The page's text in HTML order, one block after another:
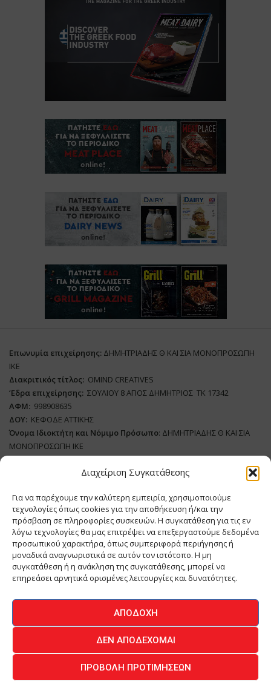
Διαχείριση Συγκατάθεσης
Για να παρέχουμε την καλύτερη εμπειρία, χρησιμοποιούμε
τεχνολογίες όπως cookies για την αποθήκευση ή/και την
πρόσβαση σε πληροφορίες συσκευών. Η συγκατάθεση για τις εν
λόγω τεχνολογίες θα μας επιτρέψει να επεξεργαστούμε δεδομένα
προσωπικού χαρακτήρα, όπως συμπεριφορά περιήγησης ή
μοναδικά αναγνωριστικά σε αυτόν τον ιστότοπο. Η μη
συγκατάθεση ή η ανάκληση της συγκατάθεσης, μπορεί να
επηρεάσει αρνητικά ορισμένες λειτουργίες και δυνατότητες.
ΑΠΟΔΟΧΉ
ΔΕΝ ΑΠΟΔΈΧΟΜΑΙ
ΠΡΟΒΟΛΉ ΠΡΟΤΙΜΉΣΕΩΝ
Επωνυμία επιχείρησης: ΔΗΜΗΤΡΙΑΔΗΣ Θ ΚΑΙ ΣΙΑ ΜΟΝΟΠΡΟΣΩΠΗ
ΙΚΕ
Διακριτικός τίτλος: ΟΜΙΝD CREATIVES
‘Eδρα επιχείρησης: ΣΟΥΛΙΟΥ 8 ΑΓΙΟΣ ΔΗΜΗΤΡΙΟΣ ΤΚ 17342
ΑΦΜ: 998908635
ΔΟΥ: ΚΕΦΟΔΕ ΑΤΤΙΚΗΣ
Όνομα Ιδιοκτήτη και Νόμιμο Πρόσωπο: ΔΗΜΗΤΡΙΑΔΗΣ Θ ΚΑΙ ΣΙΑ
ΜΟΝΟΠΡΟΣΩΠΗ ΙΚΕ
Διευθυντής Σύνταξης:ΑΘΑΝΑΣΙΟΣ ΑΝΤΩΝΙΟΥ
ΔικαιούχοςDomain:ΔΗΜΗΤΡΙΑΔΗΣ Θ ΚΑΙ ΣΙΑ ΜΟΝΟΠΡΟΣΩΠΗ ΙΚΕ
Διευθυντής: ΕΥΘΥΜΙΑΤΟΥ ΜΑΡΙΑ
Διαχειριστής:
ΕΥΘΥΜΙΑΤΟΥ ΜΑΡΙΑ
Δήλωση Συμμόρφωσης
ΕΠΙΚΟΙΝΩΝΙΑ
© 2026 - All Rights Reserved -Πολιτική Απορρήτου